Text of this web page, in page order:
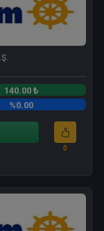
140.00 ₺
%0.00
0